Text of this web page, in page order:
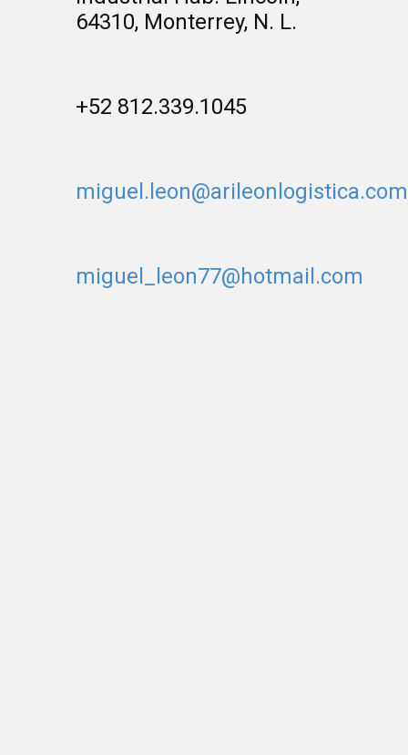
64310, Monterrey, N. L.
+52 812.339.1045
miguel.leon@arileonlogistica.com
miguel_leon77@hotmail.com